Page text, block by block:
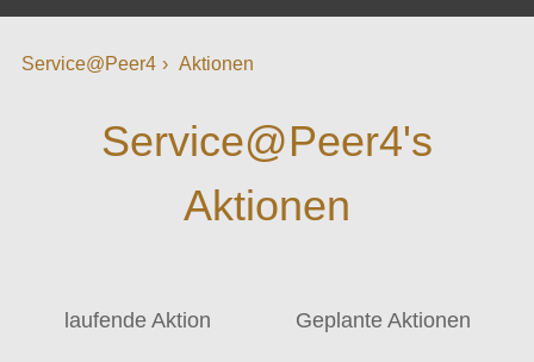
Service@Peer4 Aktionen
Service@Peer4's
Aktionen
laufende Aktion Geplante Aktionen